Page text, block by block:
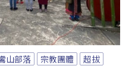
山部落 宗教團體 超拔